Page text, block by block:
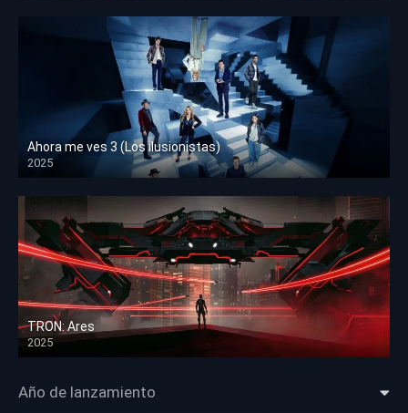
Ahora me ves 3 (Los ilusionistas)
2025
HD 1080p
TRON: Ares
2025
HD 1080p
Año de lanzamiento